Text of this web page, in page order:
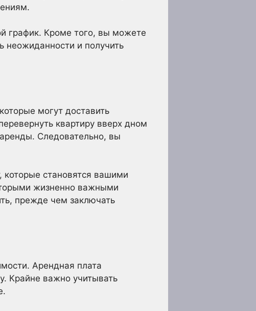
график. Кроме того, вы можете
неожиданности и получить
могут доставить
квартиру вверх дном
Следовательно, вы
становятся вашими
жизненно важными
прежде чем заключать
Арендная плата
Крайне важно учитывать